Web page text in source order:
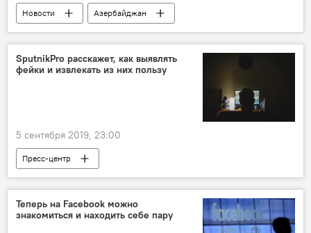
Новости
Азербайджан
Новости мира
Спорт
ЖИЗНЬ
Никола Юрчевич
Сборная Азербайджана по футболу
SputnikPro расскажет, как выявлять
фейки и извлекать из них пользу
5 сентября 2019, 23:00
Пресс-центр
Теперь на Facebook можно
знакомиться и находить себе пару